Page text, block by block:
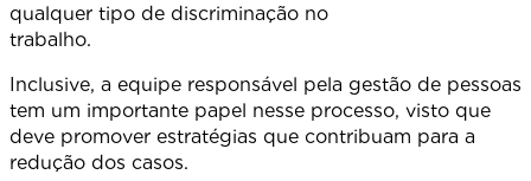
qualquer tipo de discriminação no
Inclusive, a equipe responsável pela gestão de pessoas
tem um importante papel nesse processo, visto que
deve promover estratégias que contribuam para a
redução dos casos.